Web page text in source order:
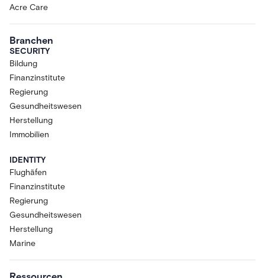
Acre Care
Branchen
SECURITY
Bildung
Finanzinstitute
Regierung
Gesundheitswesen
Herstellung
Immobilien
IDENTITY
Flughäfen
Finanzinstitute
Regierung
Gesundheitswesen
Herstellung
Marine